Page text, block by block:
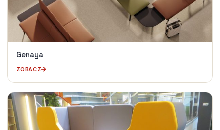
Genaya
ZOBACZ